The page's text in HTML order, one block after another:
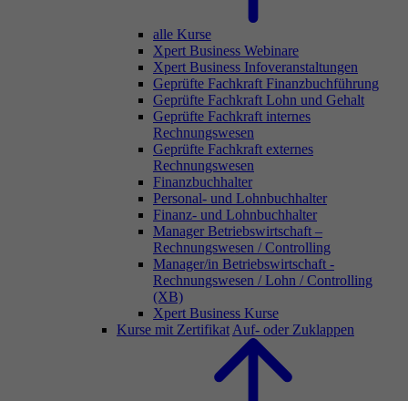
alle Kurse
Xpert Business Webinare
Xpert Business Infoveranstaltungen
Geprüfte Fachkraft Finanzbuchführung
Geprüfte Fachkraft Lohn und Gehalt
Geprüfte Fachkraft internes
Rechnungswesen
Geprüfte Fachkraft externes
Rechnungswesen
Finanzbuchhalter
Personal- und Lohnbuchhalter
Finanz- und Lohnbuchhalter
Manager Betriebswirtschaft –
Rechnungswesen / Controlling
Manager/in Betriebswirtschaft -
Rechnungswesen / Lohn / Controlling
(XB)
Xpert Business Kurse
Kurse mit Zertifikat Auf- oder Zuklappen